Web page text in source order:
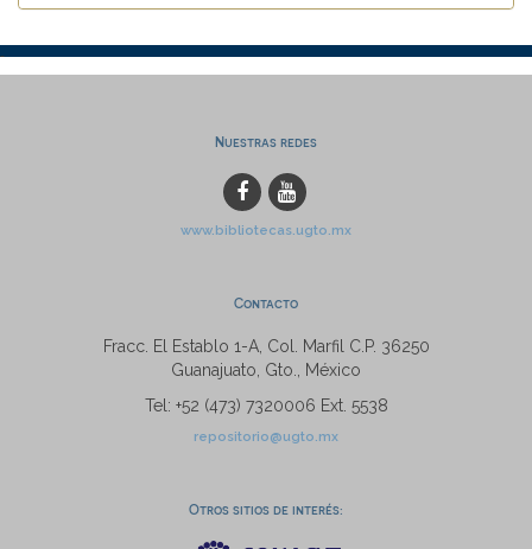
Nuestras redes
www.bibliotecas.ugto.mx
Contacto
Fracc. El Establo 1-A, Col. Marfil C.P. 36250
Guanajuato, Gto., México
Tel: +52 (473) 7320006 Ext. 5538
repositorio@ugto.mx
Otros sitios de interés: